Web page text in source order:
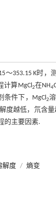
～353.15 K时，
计算MgCl2在NH4
条件下，MgCl2
度越低，氘含
的主要因素.
解度 / 熵变